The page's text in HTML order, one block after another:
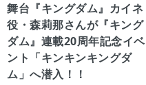
舞台『キングダム』カイネ
役・森莉那さんが『キング
ダム』連載20周年記念イベ
ント「キンキンキングダ
ム」へ潜入！！